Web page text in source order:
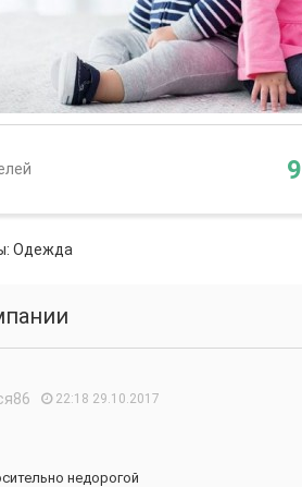
9
Одежда
22:18 29.10.2017
недорогой